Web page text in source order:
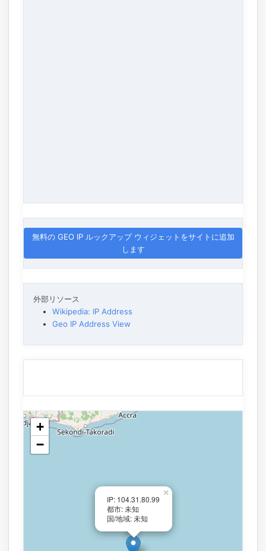
無料の GEO IP ルックアップ ウィジェットをサイトに追加
します
外部リソース
Wikipedia: IP Address
Geo IP Address View
IP: 104.31.80.99
都市: 未知
国/地域: 未知
×
+
−